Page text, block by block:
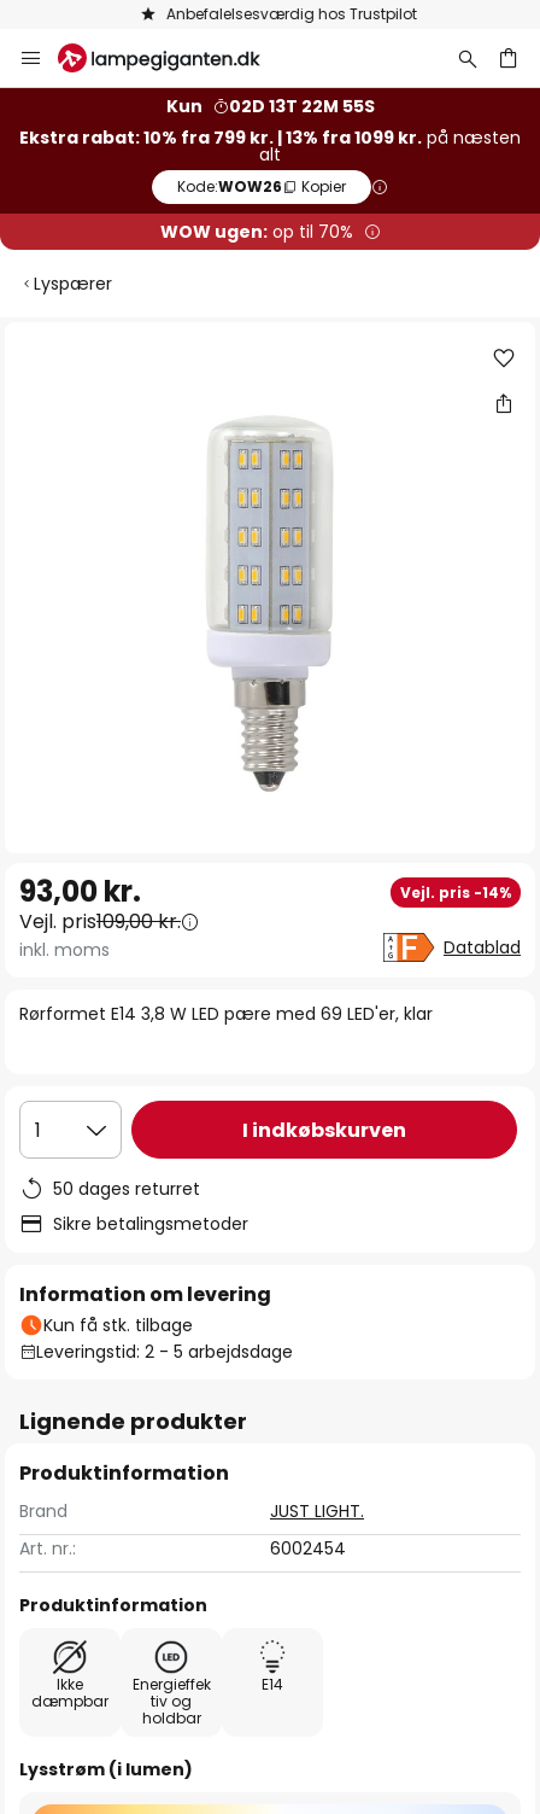
Anbefalelsesværdig hos Trustpilot
to
Kun
02D 13T 22M 55S
Ekstra rabat: 10% fra 799 kr. | 13% fra 1099 kr. på næsten
alt
Kode:WOW26 Kopier
WOW ugen:op til 70%
Lyspærer
starten
af
Rørformet E14 3,8 W LED pære med 69 LED'er, klar
93,00 kr. Vejl. pris -14%
Vejl. pris109,00 kr.
inkl. moms Datablad
1 I indkøbskurven
50 dages returret
Sikre betalingsmetoder
Information om levering
Kun få stk. tilbage
Leveringstid: 2 - 5 arbejdsdage
Lignende produkter
Produktinformation
Brand
JUST LIGHT.
Art. nr.:
6002454
Produktinformation
Ikke
dæmpbar
Energieffek
tiv og
holdbar
E14
Lysstrøm (i lumen)